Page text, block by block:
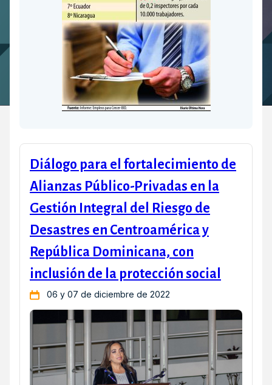
Diálogo para el fortalecimiento de
Alianzas Público-Privadas en la
Gestión Integral del Riesgo de
Desastres en Centroamérica y
República Dominicana, con
inclusión de la protección social
06 y 07 de diciembre de 2022